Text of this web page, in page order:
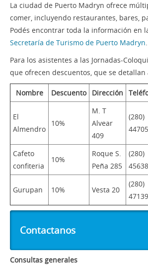
La ciudad de Puerto Madryn ofrece
comer, incluyendo restaurantes, bares,
Podés encontrar toda la información en
Secretaría de Turismo de Puerto Madryn.
Para los asistentes a las Jornadas-
que ofrecen descuentos, que se
Nombre Descuento Dirección
El
Almendro
10%
M. T
Alvear
409
(280)
Cafeto
confiteria
10%
Roque S.
Peña 285
(280)
Gurupan 10% Vesta 20
(280)
Contactanos
Consultas generales